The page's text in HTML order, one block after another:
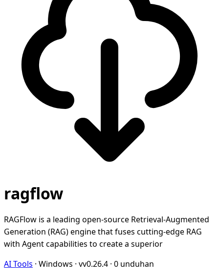
ragflow
RAGFlow is a leading open-source Retrieval-Augmented
Generation (RAG) engine that fuses cutting-edge RAG
with Agent capabilities to create a superior
AI Tools · Windows · vv0.26.4 · 0 unduhan